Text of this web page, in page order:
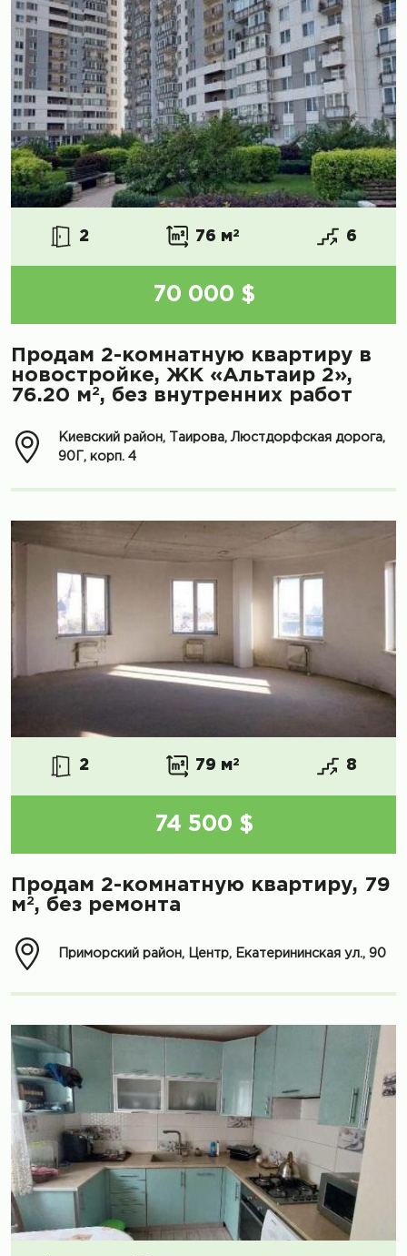
2 76 м2 6
70 000 $
Продам 2-комнатную квартиру в
новостройке, ЖК «Альтаир 2»,
76.20 м2, без внутренних работ
Киевский район, Таирова, Люстдорфская дорога,
90Г, корп. 4
2 79 м2 8
74 500 $
Продам 2-комнатную квартиру, 79
м2, без ремонта
Приморский район, Центр, Екатерининская ул., 90